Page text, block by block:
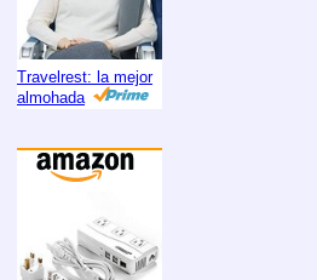
Travelrest: la mejor
almohada